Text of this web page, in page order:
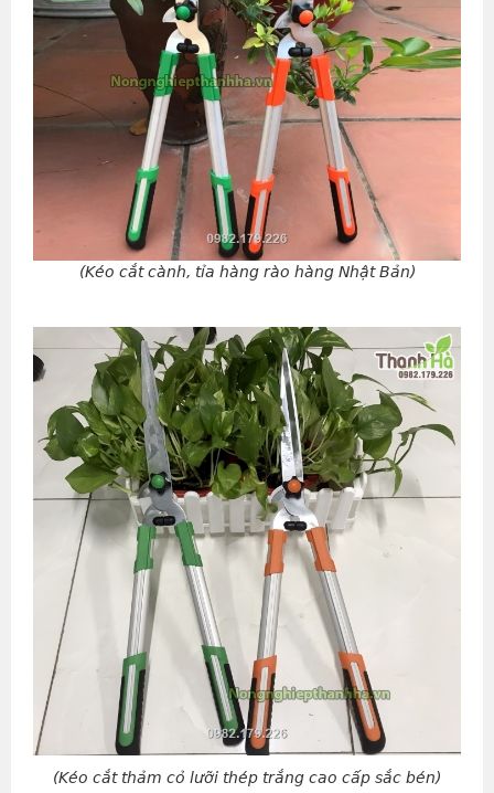
(Kéo cắt cành, tỉa hàng rào hàng Nhật Bản)
(Kéo cắt thảm cỏ lưỡi thép trắng cao cấp sắc bén)